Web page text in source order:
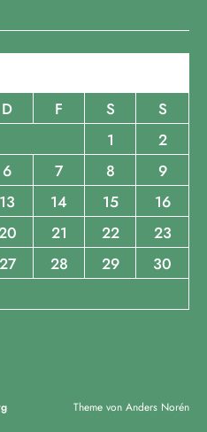
D F S
S
1
2
6 7 8
9
13 14 15
16
21 22
23
27 28 29
30
Theme von Anders Norén